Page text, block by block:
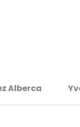
Alberca